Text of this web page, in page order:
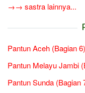
→→ sastra lainnya...
Pantun Aceh (Bagian 6)
Pantun Melayu Jambi
Pantun Sunda (Bagian